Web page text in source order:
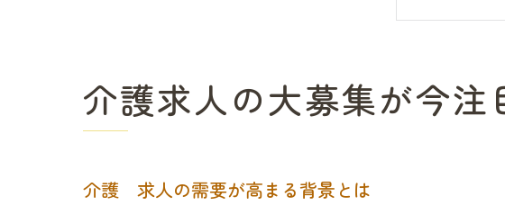
介
未経験
未
介護求人の大募集が今注
介護 求人の需要が高まる背景とは